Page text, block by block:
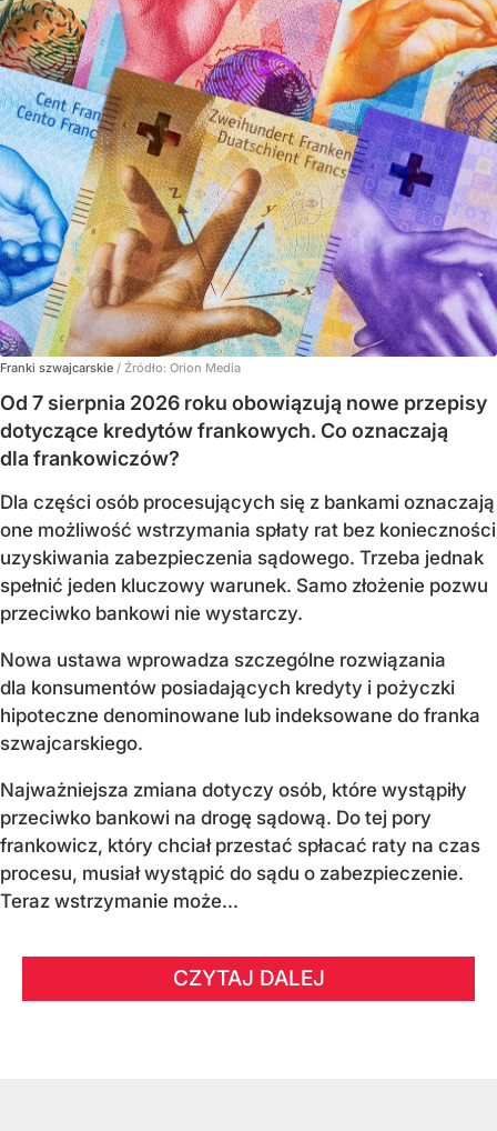
Franki szwajcarskie / Źródło: Orion Media
Od 7 sierpnia 2026 roku obowiązują nowe przepisy
dotyczące kredytów frankowych. Co oznaczają
dla frankowiczów?
Dla części osób procesujących się z bankami oznaczają
one możliwość wstrzymania spłaty rat bez konieczności
uzyskiwania zabezpieczenia sądowego. Trzeba jednak
spełnić jeden kluczowy warunek. Samo złożenie pozwu
przeciwko bankowi nie wystarczy.
Nowa ustawa wprowadza szczególne rozwiązania
dla konsumentów posiadających kredyty i pożyczki
hipoteczne denominowane lub indeksowane do franka
szwajcarskiego.
Najważniejsza zmiana dotyczy osób, które wystąpiły
przeciwko bankowi na drogę sądową. Do tej pory
frankowicz, który chciał przestać spłacać raty na czas
procesu, musiał wystąpić do sądu o zabezpieczenie.
Teraz wstrzymanie może...
CZYTAJ DALEJ